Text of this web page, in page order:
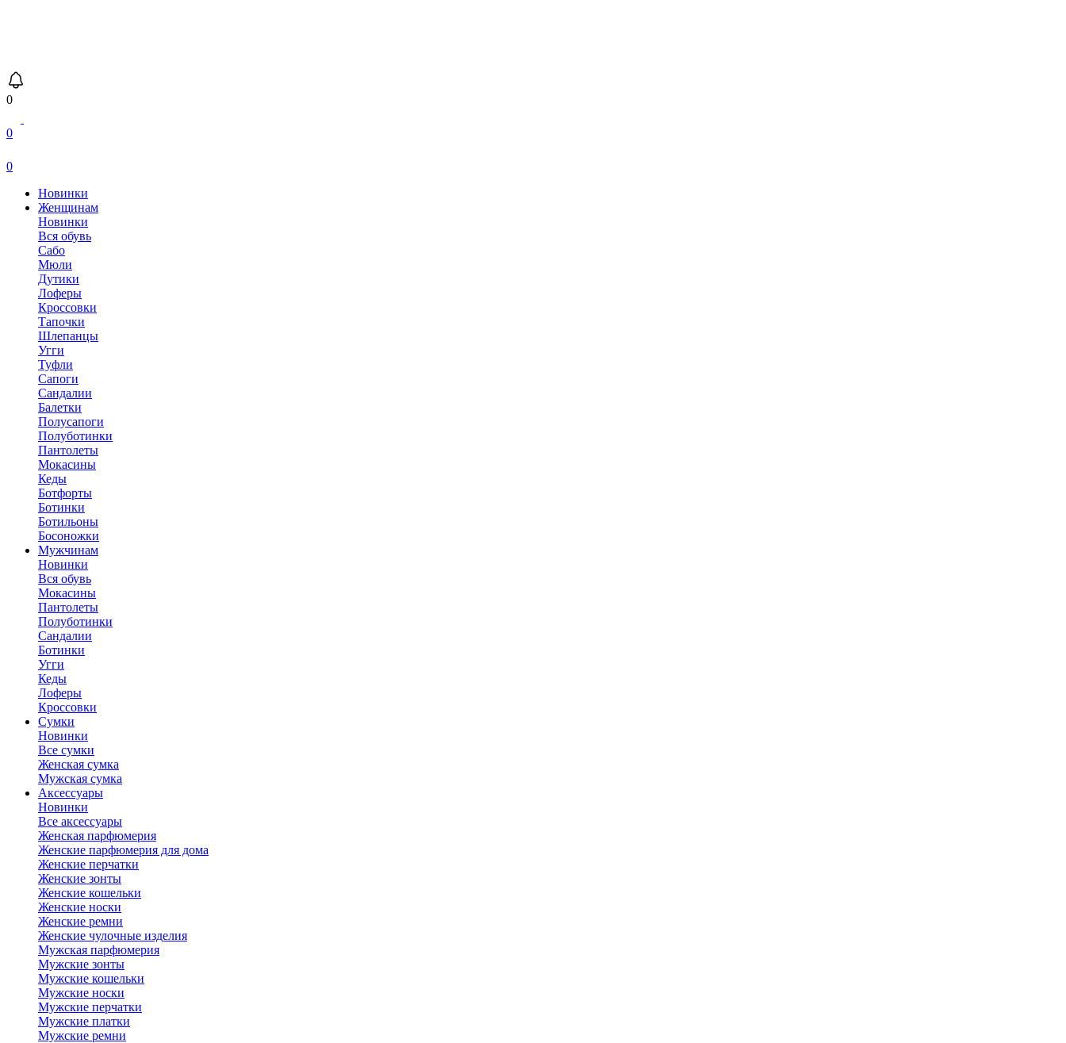
0
0
0
Новинки
Женщинам
Новинки
Вся обувь
Сабо
Мюли
Дутики
Лоферы
Кроссовки
Тапочки
Шлепанцы
Угги
Туфли
Сапоги
Сандалии
Балетки
Полусапоги
Полуботинки
Пантолеты
Мокасины
Кеды
Ботфорты
Ботинки
Ботильоны
Босоножки
Мужчинам
Новинки
Вся обувь
Мокасины
Пантолеты
Полуботинки
Сандалии
Ботинки
Угги
Кеды
Лоферы
Кроссовки
Сумки
Новинки
Все сумки
Женская сумка
Мужская сумка
Аксессуары
Новинки
Все аксессуары
Женская парфюмерия
Женские парфюмерия для дома
Женские перчатки
Женские зонты
Женские кошельки
Женские носки
Женские ремни
Женские чулочные изделия
Мужская парфюмерия
Мужские зонты
Мужские кошельки
Мужские носки
Мужские перчатки
Мужские платки
Мужские ремни